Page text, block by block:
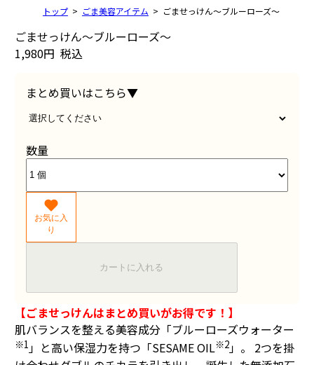
トップ
ごま美容アイテム ごませっけん～ブルーローズ～
ごませっけん～ブルーローズ～
1,980円 税込
まとめ買いはこちら▼
数量
お気に入
り
カートに入れる
【ごませっけんはまとめ買いがお得です！】
肌バランスを整える美容成分「ブルーローズウォーター
※1」と高い保湿力を持つ「SESAME OIL※2」。 2つを掛